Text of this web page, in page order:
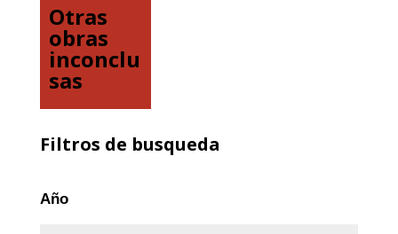
Otras
obras
inconclu
sas
Filtros de busqueda
Año